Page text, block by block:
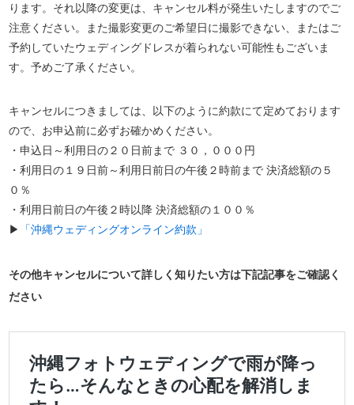
ります。それ以降の変更は、キャンセル料が発生いたしますのでご
注意ください。また撮影変更のご希望日に撮影できない、またはご
予約していたウェディングドレスが着られない可能性もございま
す。予めご了承ください。
キャンセルにつきましては、以下のように約款にて定めております
ので、お申込前に必ずお確かめください。
・申込日～利用日の２０日前まで ３０，０００円
・利用日の１９日前～利用日前日の午後２時前まで 決済総額の５
０％
・利用日前日の午後２時以降 決済総額の１００％
▶
「沖縄ウェディングオンライン約款」
その他キャンセルについて詳しく知りたい方は下記記事をご確認く
ださい